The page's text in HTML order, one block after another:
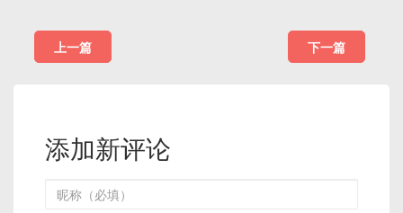
上一篇 下一篇
添加新评论